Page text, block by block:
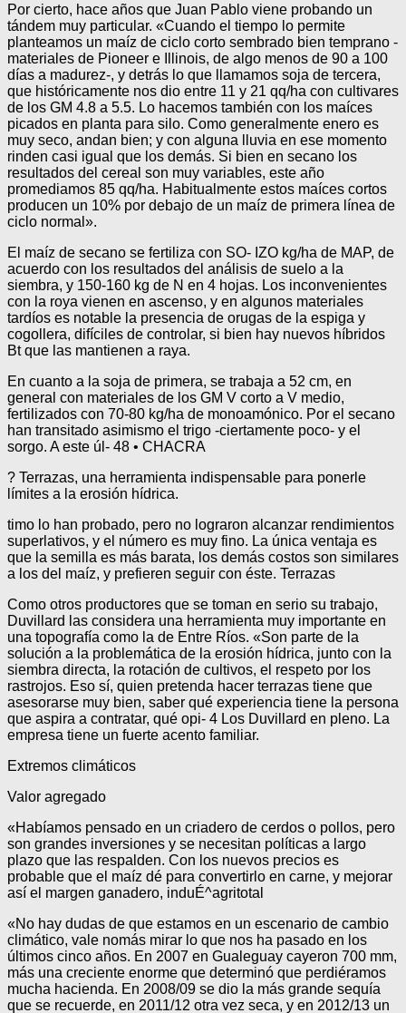
Por cierto, hace años que Juan Pablo viene probando un
tándem muy particular. «Cuando el tiempo lo permite
planteamos un maíz de ciclo corto sembrado bien temprano -
materiales de Pioneer e Illinois, de algo menos de 90 a 100
días a madurez-, y detrás lo que llamamos soja de tercera,
que históricamente nos dio entre 11 y 21 qq/ha con cultivares
de los GM 4.8 a 5.5. Lo hacemos también con los maíces
picados en planta para silo. Como generalmente enero es
muy seco, andan bien; y con alguna lluvia en ese momento
rinden casi igual que los demás. Si bien en secano los
resultados del cereal son muy variables, este año
promediamos 85 qq/ha. Habitualmente estos maíces cortos
producen un 10% por debajo de un maíz de primera línea de
ciclo normal».
El maíz de secano se fertiliza con SO- IZO kg/ha de MAP, de
acuerdo con los resultados del análisis de suelo a la
siembra, y 150-160 kg de N en 4 hojas. Los inconvenientes
con la roya vienen en ascenso, y en algunos materiales
tardíos es notable la presencia de orugas de la espiga y
cogollera, difíciles de controlar, si bien hay nuevos híbridos
Bt que las mantienen a raya.
En cuanto a la soja de primera, se trabaja a 52 cm, en
general con materiales de los GM V corto a V medio,
fertilizados con 70-80 kg/ha de monoamónico. Por el secano
han transitado asimismo el trigo -ciertamente poco- y el
sorgo. A este úl- 48 • CHACRA
? Terrazas, una herramienta indispensable para ponerle
límites a la erosión hídrica.
timo lo han probado, pero no lograron alcanzar rendimientos
superlativos, y el número es muy fino. La única ventaja es
que la semilla es más barata, los demás costos son similares
a los del maíz, y prefieren seguir con éste. Terrazas
Como otros productores que se toman en serio su trabajo,
Duvillard las considera una herramienta muy importante en
una topografía como la de Entre Ríos. «Son parte de la
solución a la problemática de la erosión hídrica, junto con la
siembra directa, la rotación de cultivos, el respeto por los
rastrojos. Eso sí, quien pretenda hacer terrazas tiene que
asesorarse muy bien, saber qué experiencia tiene la persona
que aspira a contratar, qué opi- 4 Los Duvillard en pleno. La
empresa tiene un fuerte acento familiar.
Extremos climáticos
Valor agregado
«Habíamos pensado en un criadero de cerdos o pollos, pero
son grandes inversiones y se necesitan políticas a largo
plazo que las respalden. Con los nuevos precios es
probable que el maíz dé para convertirlo en carne, y mejorar
así el margen ganadero, induÉ^agritotal
«No hay dudas de que estamos en un escenario de cambio
climático, vale nomás mirar lo que nos ha pasado en los
últimos cinco años. En 2007 en Gualeguay cayeron 700 mm,
más una creciente enorme que determinó que perdiéramos
mucha hacienda. En 2008/09 se dio la más grande sequía
que se recuerde, en 2011/12 otra vez seca, y en 2012/13 un